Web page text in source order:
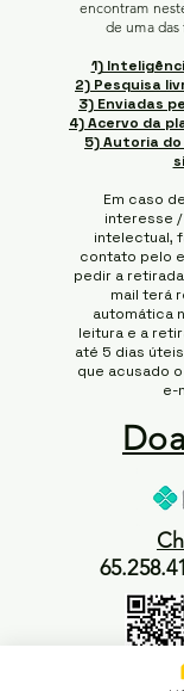
encontram
de uma
1)
2) Pesquisa
3) Enviadas
4) Acervo da
5) Autoria
Em caso
interesse
intelectual,
contato pelo
pedir a
mail terá
automática
leitura e a
até 5 dias
que acusado
e-